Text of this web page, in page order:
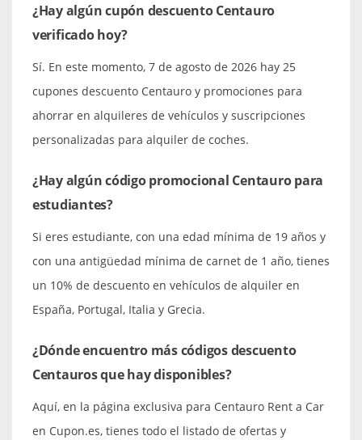
¿Hay algún cupón descuento Centauro
verificado hoy?
Sí. En este momento, 7 de agosto de 2026 hay 25
cupones descuento Centauro y promociones para
ahorrar en alquileres de vehículos y suscripciones
personalizadas para alquiler de coches.
¿Hay algún código promocional Centauro para
estudiantes?
Si eres estudiante, con una edad mínima de 19 años y
con una antigüedad mínima de carnet de 1 año, tienes
un 10% de descuento en vehículos de alquiler en
España, Portugal, Italia y Grecia.
¿Dónde encuentro más códigos descuento
Centauros que hay disponibles?
Aquí, en la página exclusiva para Centauro Rent a Car
en Cupon.es, tienes todo el listado de ofertas y